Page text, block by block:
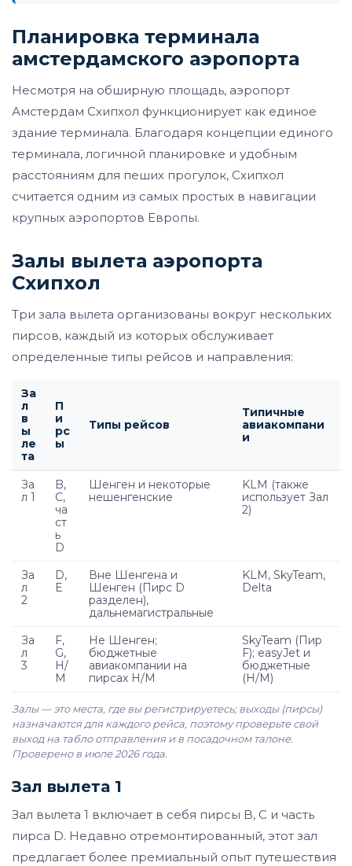
Планировка терминала
амстердамского аэропорта
Несмотря на обширную площадь, аэропорт
Амстердам Схипхол функционирует как единое
здание терминала. Благодаря концепции единого
терминала, логичной планировке и удобным
расстояниям для пеших прогулок, Схипхол
считается одним из самых простых в навигации
крупных аэропортов Европы.
Залы вылета аэропорта
Схипхол
Три зала вылета организованы вокруг нескольких
пирсов, каждый из которых обслуживает
определенные типы рейсов и направления:
За
л
в
ы
ле
та
П
и
рс
ы
Типы рейсов
Типичные
авиакомпани
и
За
л 1
B,
C,
ча
ст
ь
D
Шенген и некоторые
нешенгенские
KLM (также
использует Зал
2)
За
л
2
D,
E
Вне Шенгена и
Шенген (Пирс D
разделен),
дальнемагистральные
KLM, SkyTeam,
Delta
За
л
3
F,
G,
H/
M
Не Шенген;
бюджетные
авиакомпании на
пирсах H/M
SkyTeam (Пир
F); easyJet и
бюджетные
(H/M)
Залы — это места, где вы регистрируетесь; выходы (пирсы)
назначаются для каждого рейса, поэтому проверьте свой
выход на табло отправления и в посадочном талоне.
Проверено в июле 2026 года.
Зал вылета 1
Зал вылета 1 включает в себя пирсы B, C и часть
пирса D. Недавно отремонтированный, этот зал
предлагает более премиальный опыт путешествия